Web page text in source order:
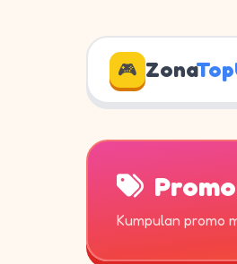
🎮 Zona
Kumpulan promo